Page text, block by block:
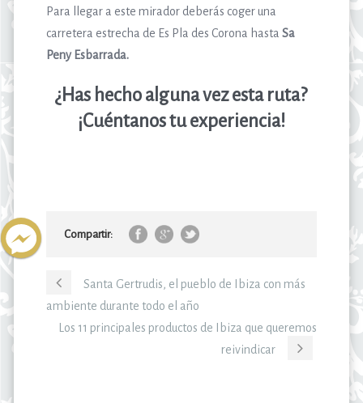
Para llegar a este mirador deberás coger una
carretera estrecha de Es Pla des Corona hastaSa
Peny Esbarrada.
¿Has hecho alguna vez esta ruta?
¡Cuéntanos tu experiencia!
Compartir:
Santa Gertrudis, el pueblo de Ibiza con más
ambiente durante todo el año
Los 11 principales productos de Ibiza que queremos
reivindicar